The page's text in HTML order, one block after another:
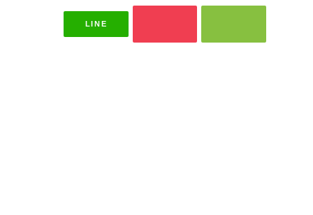
LINE